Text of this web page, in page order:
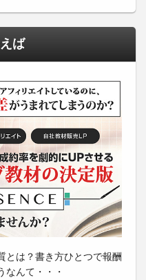
ば
とは？書き方ひとつで報酬
なんて・・・